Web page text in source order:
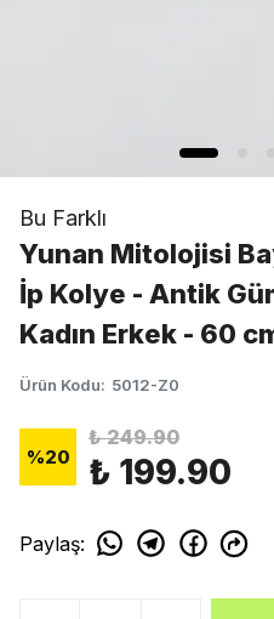
Bu Farklı
Yunan Mitolojisi
İp Kolye - Antik
Kadın Erkek - 60
Ürün Kodu: 5012-Z0
%20
₺ 249.90
₺ 199.90
Paylaş: